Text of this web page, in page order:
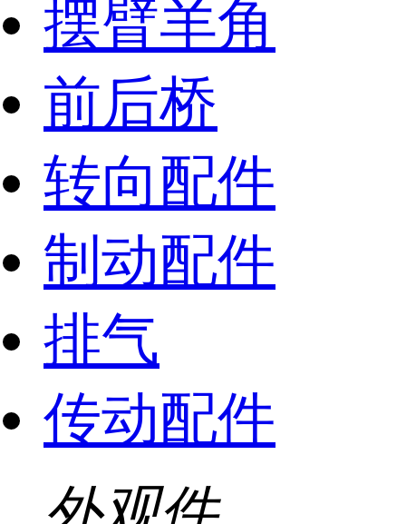
摆臂羊角
前后桥
转向配件
制动配件
排气
传动配件